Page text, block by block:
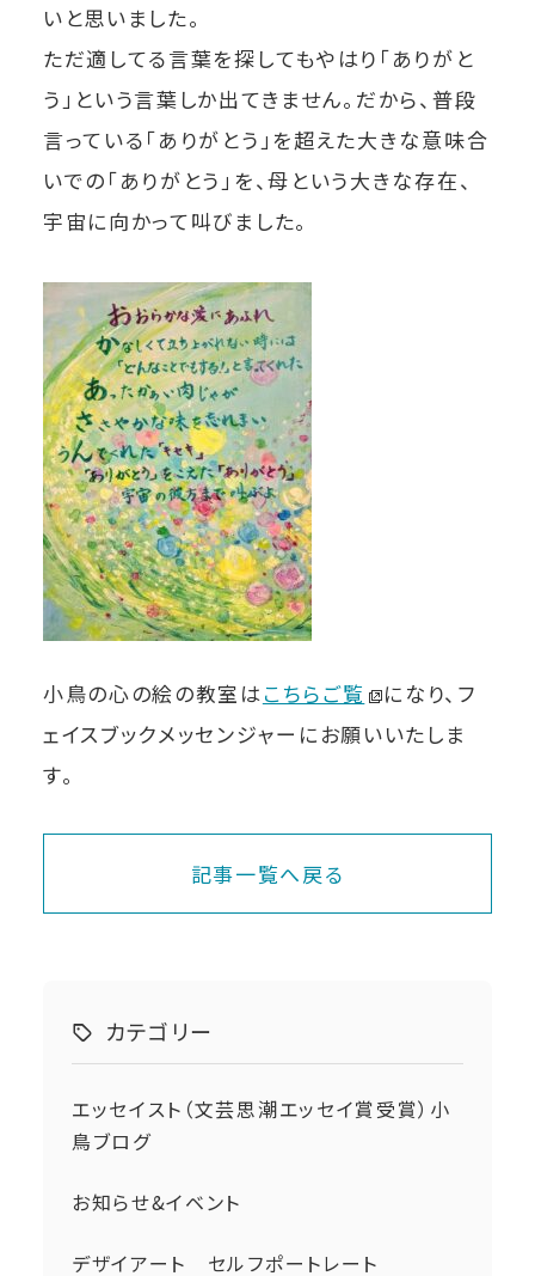
いと思いました。
ただ適してる言葉を探してもやはり「ありがと
う」という言葉しか出てきません。だから、普段
言っている「ありがとう」を超えた大きな意味合
いでの「ありがとう」を、母という大きな存在、
宇宙に向かって叫びました。
小鳥の心の絵の教室はこちらご覧
になり、フ
ェイスブックメッセンジャーにお願いいたしま
す。
記事一覧へ戻る
カテゴリー
エッセイスト（文芸思潮エッセイ賞受賞）小
鳥ブログ
お知らせ&イベント
デザイアート セルフポートレート